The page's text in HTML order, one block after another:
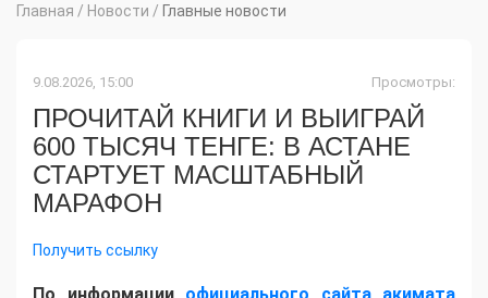
Главная / Новости / Главные новости
9.08.2026, 15:00 Просмотры:
ПРОЧИТАЙ КНИГИ И ВЫИГРАЙ
600 ТЫСЯЧ ТЕНГЕ: В АСТАНЕ
СТАРТУЕТ МАСШТАБНЫЙ
МАРАФОН
Получить ссылку